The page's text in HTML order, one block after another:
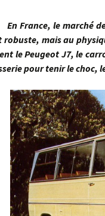
le marché des
robuste, mais au
le Peugeot J7, le
pour tenir le choc,